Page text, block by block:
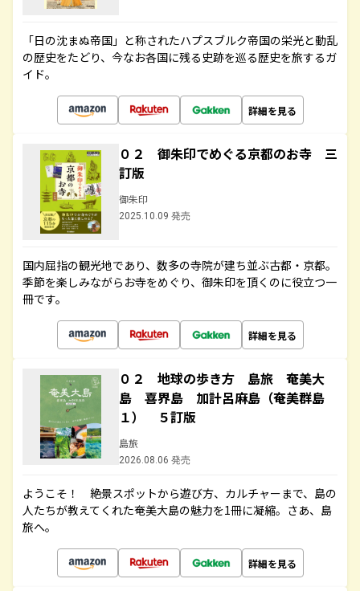
「日の沈まぬ帝国」と称されたハプスブルク帝国の栄光と動乱
の歴史をたどり、今なお各国に残る史跡を巡る歴史を旅するガ
イド。
詳細を見る
０２ 御朱印でめぐる京都のお寺 三
訂版
御朱印
2025.10.09 発売
国内屈指の観光地であり、数多の寺院が建ち並ぶ古都・京都。
季節を楽しみながらお寺をめぐり、御朱印を頂くのに役立つ一
冊です。
詳細を見る
０２ 地球の歩き方 島旅 奄美大
島 喜界島 加計呂麻島（奄美群島
１） ５訂版
島旅
2026.08.06 発売
ようこそ！ 絶景スポットから遊び方、カルチャーまで、島の
人たちが教えてくれた奄美大島の魅力を1冊に凝縮。さあ、島
旅へ。
詳細を見る